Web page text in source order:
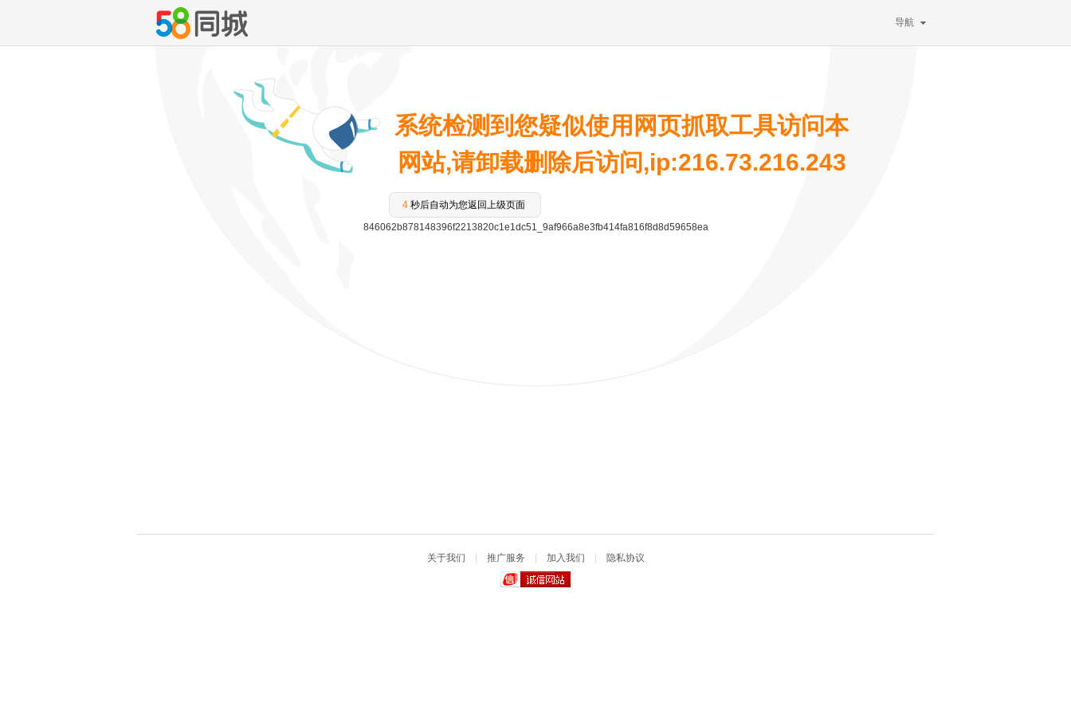
导航
系统检测到您疑似使用网页抓取工具访问本
网站,请卸载删除后访问,ip:216.73.216.243
4 秒后自动为您返回上级页面
846062b878148396f2213820c1e1dc51_9af966a8e3fb414fa816f8d8d59658ea
关于我们 推广服务 加入我们 隐私协议